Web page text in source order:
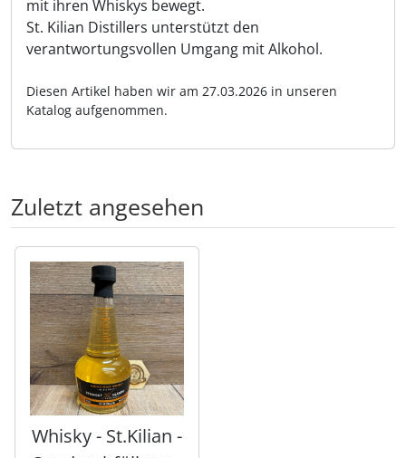
mit ihren Whiskys bewegt.
St. Kilian Distillers unterstützt den
verantwortungsvollen Umgang mit Alkohol.
Diesen Artikel haben wir am 27.03.2026 in unseren
Katalog aufgenommen.
Zuletzt angesehen
Es folgt ein Produktslider - navigieren Sie mit der Tab-
Whisky - St.Kilian -